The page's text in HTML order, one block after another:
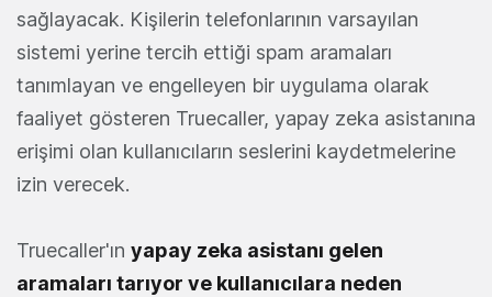
sağlayacak. Kişilerin telefonlarının varsayılan
sistemi yerine tercih ettiği spam aramaları
tanımlayan ve engelleyen bir uygulama olarak
faaliyet gösteren Truecaller, yapay zeka asistanına
erişimi olan kullanıcıların seslerini kaydetmelerine
izin verecek.
Truecaller'ın yapay zeka asistanı gelen
aramaları tarıyor ve kullanıcılara neden